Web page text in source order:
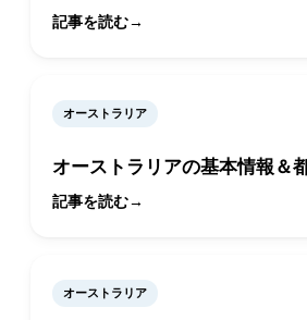
記事を読む
オーストラリア
オーストラリアの基本情報＆
記事を読む
オーストラリア